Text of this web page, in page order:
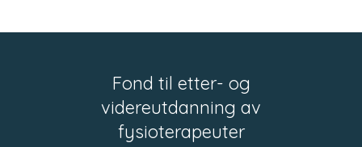
Fond til etter- og
videreutdanning av
fysioterapeuter